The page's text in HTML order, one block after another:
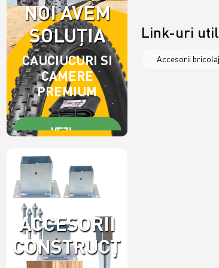
NOI AVEM
SOLUȚIA
CAUCIUCURI SI
CAMERE
PREMIUM
VEZI
ACCESORII
CONSTRUCȚII
Link-uri
Accesorii